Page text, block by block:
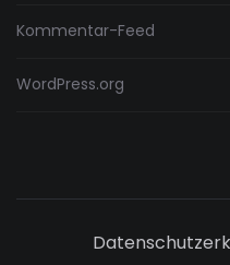
Kommentar-Feed
WordPress.org